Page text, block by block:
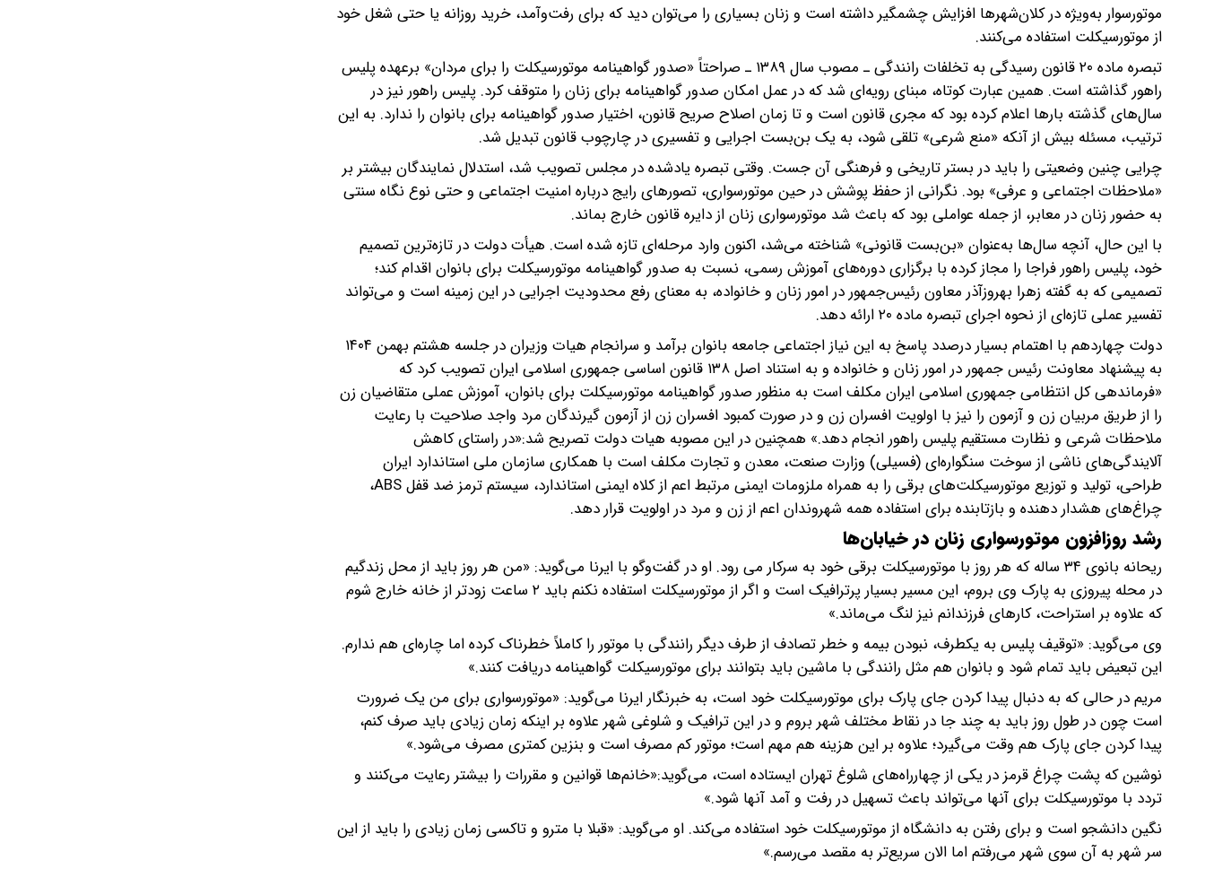
موتورسوار به‌ویژه در کلان‌شهرها افزایش چشمگیر داشته است و زنان بسیاری را می‌توان دید که برای رفت‌وآمد، خرید روزانه یا حتی شغل خود
از موتورسیکلت استفاده می‌کنند.
تبصره‌ ماده ۲۰ قانون رسیدگی به تخلفات رانندگی ـ مصوب سال ۱۳۸۹ ـ صراحتاً «صدور گواهینامه موتورسیکلت را برای مردان» برعهده پلیس
راهور گذاشته است. همین عبارت کوتاه، مبنای رویه‌ای شد که در عمل امکان صدور گواهینامه برای زنان را متوقف کرد. پلیس راهور نیز در
سال‌های گذشته بارها اعلام کرده بود که مجری قانون است و تا زمان اصلاح صریح قانون، اختیار صدور گواهینامه برای بانوان را ندارد. به این
ترتیب، مسئله بیش از آنکه «منع شرعی» تلقی شود، به یک بن‌بست اجرایی و تفسیری در چارچوب قانون تبدیل شد.
چرایی چنین وضعیتی را باید در بستر تاریخی و فرهنگی آن جست. وقتی تبصره‌ یادشده در مجلس تصویب شد، استدلال نمایندگان بیشتر بر
«ملاحظات اجتماعی و عرفی» بود. نگرانی از حفظ پوشش در حین موتورسواری، تصورهای رایج درباره امنیت اجتماعی و حتی نوع نگاه سنتی
به حضور زنان در معابر، از جمله عواملی بود که باعث شد موتورسواری زنان از دایره قانون خارج بماند.
با این حال، آنچه سال‌ها به‌عنوان «بن‌بست قانونی» شناخته می‌شد، اکنون وارد مرحله‌ای تازه شده است. هیأت دولت در تازه‌ترین تصمیم
خود، پلیس راهور فراجا را مجاز کرده با برگزاری دوره‌های آموزش رسمی، نسبت به صدور گواهینامه موتورسیکلت برای بانوان اقدام کند؛
تصمیمی که به گفته زهرا بهروزآذر معاون رئیس‌جمهور در امور زنان و خانواده، به معنای رفع محدودیت اجرایی در این زمینه است و می‌تواند
تفسیر عملی تازه‌ای از نحوه اجرای تبصره ماده ۲۰ ارائه دهد.
دولت چهاردهم با اهتمام بسیار درصدد پاسخ به این نیاز اجتماعی جامعه بانوان برآمد و سرانجام هیات وزیران در جلسه هشتم بهمن ۱۴۰۴
به پیشنهاد معاونت رئیس جمهور در امور زنان و خانواده و به استناد اصل ۱۳۸ قانون اساسی جمهوری اسلامی ایران تصویب کرد که
«فرماندهی کل انتظامی جمهوری اسلامی ایران مکلف است به منظور صدور گواهینامه موتورسیکلت برای بانوان، آموزش عملی متقاضیان زن
را از طریق مربیان زن و آزمون را نیز با اولویت افسران زن و در صورت کمبود افسران زن از آزمون گیرندگان مرد واجد صلاحیت با رعایت
ملاحظات شرعی و نظارت مستقیم پلیس راهور انجام دهد.» همچنین در این مصوبه هیات دولت تصریح شد:‌«در راستای کاهش
آلایندگی‌های ناشی از سوخت سنگواره‌ای (فسیلی) وزارت صنعت، معدن و تجارت مکلف است با همکاری سازمان ملی استاندارد ایران
طراحی، تولید و توزیع موتورسیکلت‌های برقی را به همراه ملزومات ایمنی مرتبط اعم از کلاه ایمنی استاندارد، سیستم ترمز ضد قفل ABS،
چراغ‌های هشدار دهنده و بازتابنده برای استفاده همه شهروندان اعم از زن و مرد در اولویت قرار دهد.
رشد روزافزون موتورسواری زنان در خیابان‌ها
ریحانه بانوی ۳۴ ساله که هر روز با موتورسیکلت برقی خود به سرکار می رود. او در گفت‌وگو با ایرنا می‌گوید: «من هر روز باید از محل زندگیم
در محله پیروزی به پارک وی بروم، این مسیر بسیار پرترافیک است و اگر از موتورسیکلت استفاده نکنم باید ۲ ساعت زودتر از خانه خارج شوم
که علاوه بر استراحت، کارهای فرزندانم نیز لنگ می‌ماند.»
وی می‌گوید: «توقیف پلیس به یکطرف، نبودن بیمه و خطر تصادف از طرف دیگر رانندگی با موتور را کاملاً خطرناک کرده اما چاره‌ای هم ندارم.
این تبعیض باید تمام شود و بانوان هم مثل رانندگی با ماشین باید بتوانند برای موتورسیکلت گواهینامه دریافت کنند.»
مریم در حالی که به دنبال پیدا کردن جای پارک برای موتورسیکلت خود است، به خبرنگار ایرنا می‌گوید: «موتورسواری برای من یک ضرورت
است چون در طول روز باید به چند جا در نقاط مختلف شهر بروم و در این ترافیک و شلوغی شهر علاوه بر اینکه زمان زیادی باید صرف کنم،
پیدا کردن جای پارک هم وقت می‌گیرد؛ علاوه بر این هزینه هم مهم است؛ موتور کم مصرف است و بنزین کمتری مصرف می‌شود.»
نوشین که پشت چراغ قرمز در یکی از چهارراه‌های شلوغ تهران ایستاده است، می‌گوید:‌«خانم‌ها قوانین و مقررات را بیشتر رعایت می‌کنند و
تردد با موتورسیکلت برای آنها می‌تواند باعث تسهیل در رفت و آمد آنها شود.»
نگین دانشجو است و برای رفتن به دانشگاه از موتورسیکلت خود استفاده می‌کند. او می‌گوید: «قبلا با مترو و تاکسی زمان زیادی را باید از این
سر شهر به آن سوی شهر می‌رفتم اما الان سریع‌تر به مقصد می‌رسم.»